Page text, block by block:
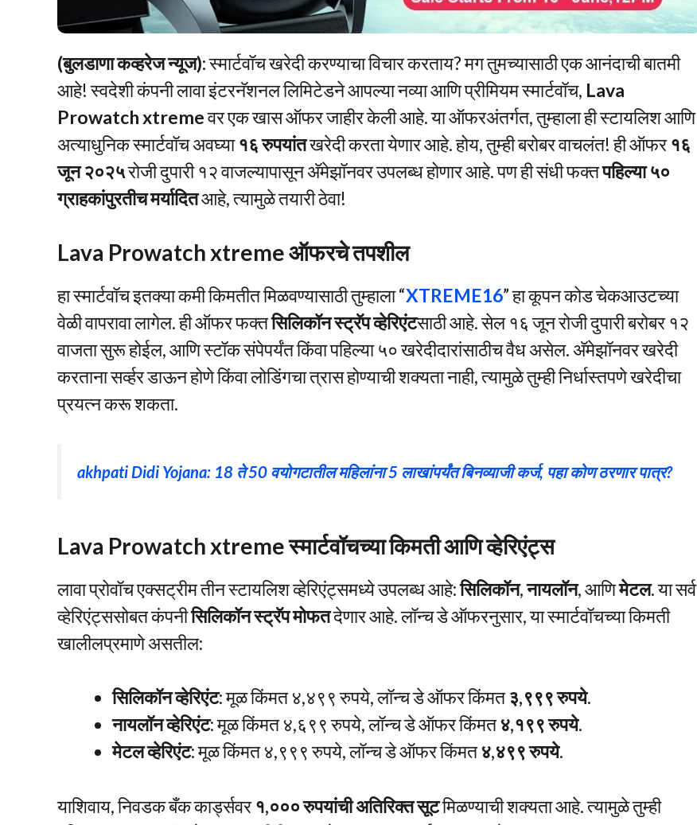
(बुलडाणा कव्हरेज न्यूज):स्मार्टवॉच खरेदी करण्याचा विचार करताय? मग तुमच्यासाठी एक आनंदाची बातमी
आहे! स्वदेशी कंपनी लावा इंटरनॅशनल लिमिटेडने आपल्या नव्या आणि प्रीमियम स्मार्टवॉच, Lava
Prowatch xtremeवर एक खास ऑफर जाहीर केली आहे. या ऑफरअंतर्गत, तुम्हाला ही स्टायलिश आणि
अत्याधुनिक स्मार्टवॉच अवघ्या१६ रुपयांतखरेदी करता येणार आहे. होय, तुम्ही बरोबर वाचलंत! ही ऑफर१६
जून २०२५रोजी दुपारी १२ वाजल्यापासून अ‍ॅमेझॉनवर उपलब्ध होणार आहे. पण ही संधी फक्तपहिल्या ५०
ग्राहकांपुरतीच मर्यादितआहे, त्यामुळे तयारी ठेवा!
Lava Prowatch xtreme ऑफरचे तपशील
हा स्मार्टवॉच इतक्या कमी किमतीत मिळवण्यासाठी तुम्हाला “XTREME16” हा कूपन कोड चेकआउटच्या
वेळी वापरावा लागेल. ही ऑफर फक्तसिलिकॉन स्ट्रॅप व्हेरिएंटसाठी आहे. सेल १६ जून रोजी दुपारी बरोबर १२
वाजता सुरू होईल, आणि स्टॉक संपेपर्यंत किंवा पहिल्या ५० खरेदीदारांसाठीच वैध असेल. अ‍ॅमेझॉनवर खरेदी
करताना सर्व्हर डाऊन होणे किंवा लोडिंगचा त्रास होण्याची शक्यता नाही, त्यामुळे तुम्ही निर्धास्तपणे खरेदीचा
प्रयत्न करू शकता.
akhpati Didi Yojana: 18 ते 50 वयोगटातील महिलांना 5 लाखांपर्यंत बिनव्याजी कर्ज, पहा कोण ठरणार पात्र?
Lava Prowatch xtreme स्मार्टवॉचच्या किमती आणि व्हेरिएंट्स
लावा प्रोवॉच एक्सट्रीम तीन स्टायलिश व्हेरिएंट्समध्ये उपलब्ध आहे:सिलिकॉन,नायलॉन, आणिमेटल. या सर्व
व्हेरिएंट्ससोबत कंपनीसिलिकॉन स्ट्रॅप मोफतदेणार आहे. लॉन्च डे ऑफरनुसार, या स्मार्टवॉचच्या किमती
खालीलप्रमाणे असतील:
सिलिकॉन व्हेरिएंट: मूळ किंमत ४,४९९ रुपये, लॉन्च डे ऑफर किंमत३,९९९ रुपये.
नायलॉन व्हेरिएंट: मूळ किंमत ४,६९९ रुपये, लॉन्च डे ऑफर किंमत४,१९९ रुपये.
मेटल व्हेरिएंट: मूळ किंमत ४,९९९ रुपये, लॉन्च डे ऑफर किंमत४,४९९ रुपये.
याशिवाय, निवडक बँक कार्ड्सवर१,००० रुपयांची अतिरिक्त सूटमिळण्याची शक्यता आहे. त्यामुळे तुम्ही